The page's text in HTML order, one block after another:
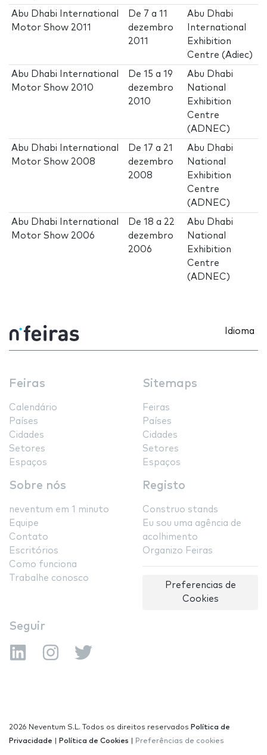
Abu Dhabi International
Motor Show 2011
De 7 a11
dezembro
2011
Abu Dhabi
International
Exhibition
Centre (Adiec)
Abu Dhabi International
Motor Show 2010
De15 a19
dezembro
2010
Abu Dhabi
National
Exhibition
Centre
(ADNEC)
Abu Dhabi International
Motor Show 2008
De17 a 21
dezembro
2008
Abu Dhabi
National
Exhibition
Centre
(ADNEC)
Abu Dhabi International
Motor Show 2006
De18 a 22
dezembro
2006
Abu Dhabi
National
Exhibition
Centre
(ADNEC)
Idioma
Feiras
Calendário
Países
Cidades
Setores
Espaços
Sitemaps
Feiras
Países
Cidades
Setores
Espaços
Sobre nós
neventum em 1 minuto
Equipe
Contato
Escritórios
Como funciona
Trabalhe conosco
Registo
Construo stands
Eu sou uma agência de
acolhimento
Organizo Feiras
Preferencias de
Cookies
Seguir
2026 Neventum S.L. Todos os direitos reservados Política de
Privacidade
Política de Cookies Preferências de cookies